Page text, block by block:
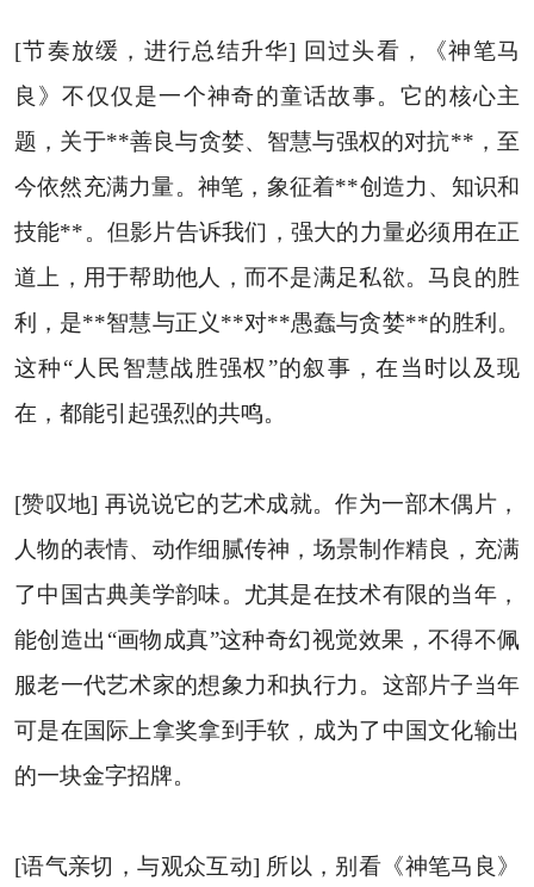
[节奏放缓，进行总结升华] 回过头看，《神笔马
良》不仅仅是一个神奇的童话故事。它的核心主
题，关于**善良与贪婪、智慧与强权的对抗**，至
今依然充满力量。神笔，象征着**创造力、知识和
技能**。但影片告诉我们，强大的力量必须用在正
道上，用于帮助他人，而不是满足私欲。马良的胜
利，是**智慧与正义**对**愚蠢与贪婪**的胜利。
这种“人民智慧战胜强权”的叙事，在当时以及现
在，都能引起强烈的共鸣。
[赞叹地] 再说说它的艺术成就。作为一部木偶片，
人物的表情、动作细腻传神，场景制作精良，充满
了中国古典美学韵味。尤其是在技术有限的当年，
能创造出“画物成真”这种奇幻视觉效果，不得不佩
服老一代艺术家的想象力和执行力。这部片子当年
可是在国际上拿奖拿到手软，成为了中国文化输出
的一块金字招牌。
[语气亲切，与观众互动] 所以，别看《神笔马良》